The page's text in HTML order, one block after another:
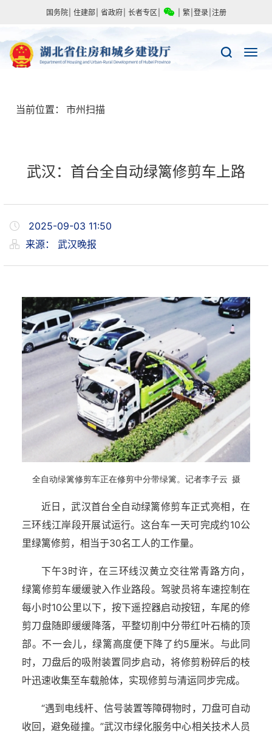
国务院 住建部 省政府 长者专区 繁 登录 注册
当前位置： 市州扫描
武汉：首台全自动绿篱修剪车上路
2025-09-03 11:50
来源： 武汉晚报
全自动绿篱修剪车正在修剪中分带绿篱。 记者李子云 摄
近日，武汉首台全自动绿篱修剪车正式亮相，在
三环线江岸段开展试运行。这台车一天可完成约10公
里绿篱修剪，相当于30名工人的工作量。
下午3时许，在三环线汉黄立交往常青路方向，
绿篱修剪车缓缓驶入作业路段。驾驶员将车速控制在
每小时10公里以下，按下遥控器启动按钮，车尾的修
剪刀盘随即缓缓降落，平整切削中分带红叶石楠的顶
部。不一会儿，绿篱高度便下降了约5厘米。与此同
时，刀盘后的吸附装置同步启动，将修剪粉碎后的枝
叶迅速收集至车载舱体，实现修剪与清运同步完成。
“遇到电线杆、信号装置等障碍物时，刀盘可自动
收回，避免碰撞。”武汉市绿化服务中心相关技术人员